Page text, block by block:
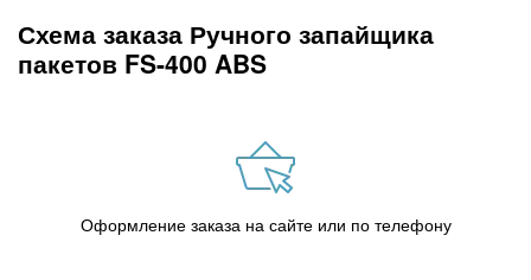
Схема заказа Ручного запайщика
пакетов FS-400 ABS
Оформление заказа на сайте или по телефону